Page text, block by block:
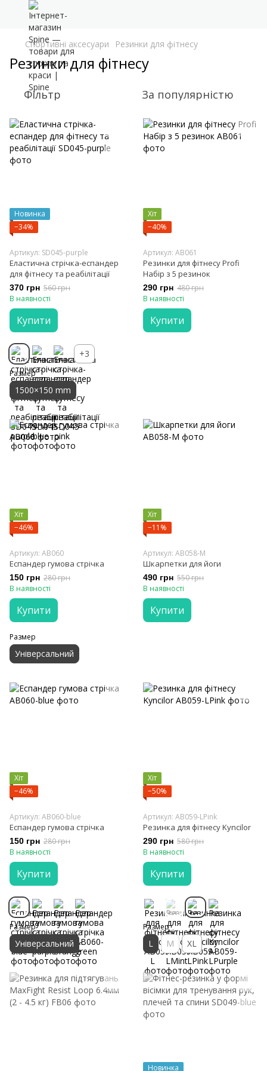
Спортивні аксесуари Резинки для фітнесу
Резинки для фітнесу
Фільтр За популярністю
Новинка
−34%
Артикул: SD045-purple
Еластична стрічка-еспандер
для фітнесу та реабілітації
370 грн 560 грн
В наявності
Купити
+3
Размер
1500×150 mm
Хіт
−40%
Артикул: AB061
Резинки для фітнесу Profi
Набір з 5 резинок
290 грн 480 грн
В наявності
Купити
Хіт
−46%
Артикул: AB060
Еспандер гумова стрічка
150 грн 280 грн
В наявності
Купити
Размер
Універсальний
Хіт
−11%
Артикул: AB058-M
Шкарпетки для йоги
490 грн 550 грн
В наявності
Купити
Хіт
−46%
Артикул: AB060-blue
Еспандер гумова стрічка
150 грн 280 грн
В наявності
Купити
Размер
Універсальний
Хіт
−50%
Артикул: AB059-LPink
Резинка для фітнесу Kyncilor
290 грн 580 грн
В наявності
Купити
Размер
L M XL
Новинка